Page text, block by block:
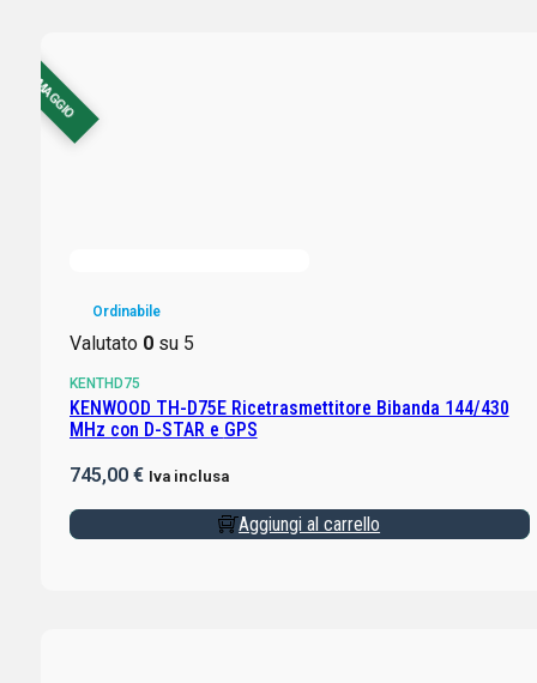
CON OMAGGIO
Ordinabile
Valutato 0su 5
KENTHD75
KENWOOD TH-D75E Ricetrasmettitore Bibanda 144/430
MHz con D-STAR e GPS
745,00 € Iva inclusa
Aggiungi al carrello